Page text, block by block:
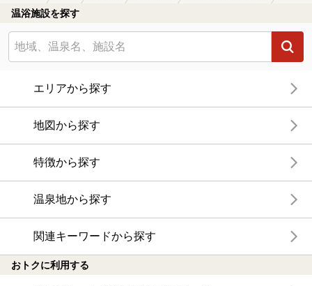
温浴施設を探す
エリアから探す
地図から探す
特徴から探す
温泉地から探す
関連キーワードから探す
おトクに利用する